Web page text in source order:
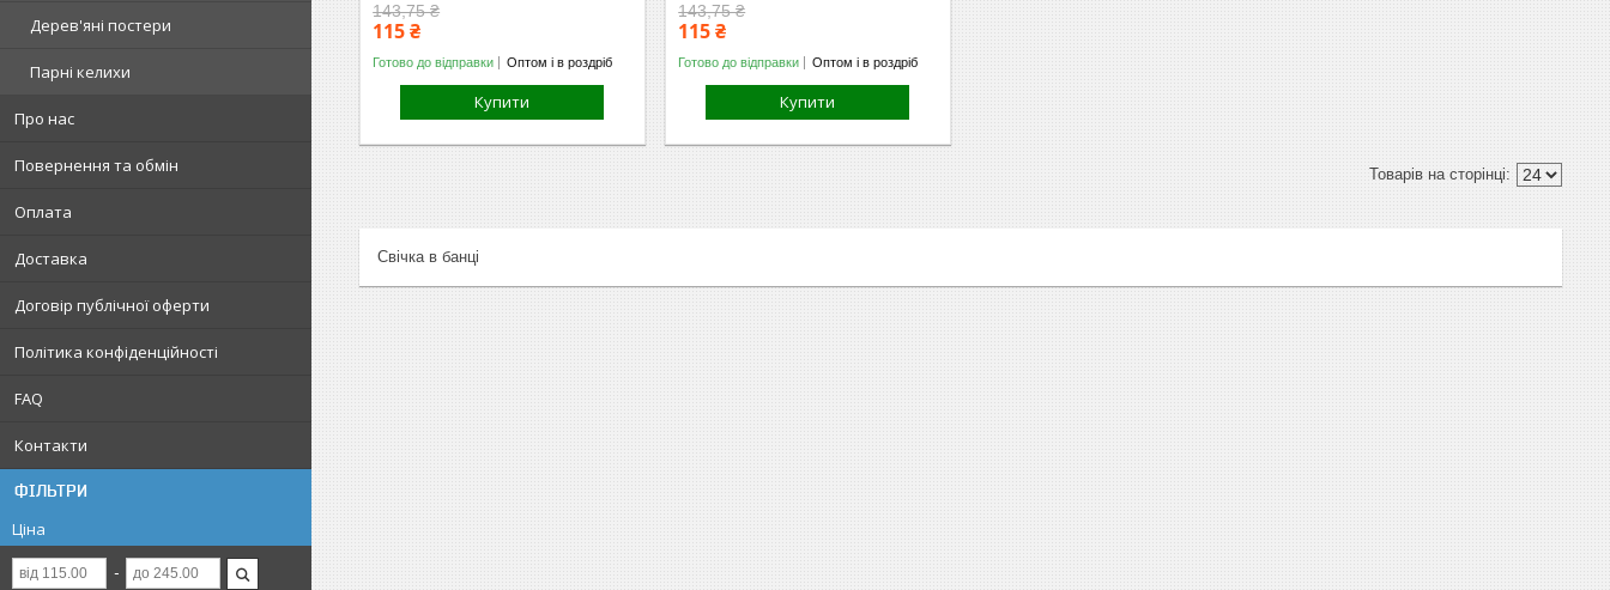
Дерев'яні постери
Парні келихи
Про нас
Повернення та обмін
Оплата
Доставка
Договір публічної оферти
Політика конфіденційності
FAQ
Контакти
ФІЛЬТРИ
Ціна
143,75 ₴
115 ₴
Готово до відправки Оптом і в роздріб
Купити
143,75 ₴
115 ₴
Готово до відправки Оптом і в роздріб
Купити
Свічка в банці